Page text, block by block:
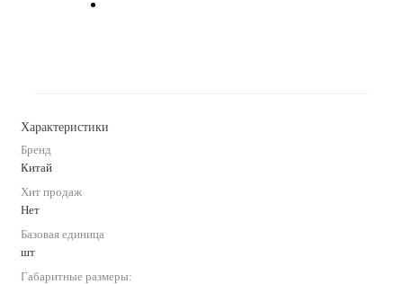
Характеристики
Бренд
Китай
Хит продаж
Нет
Базовая единица
шт
Габаритные размеры: